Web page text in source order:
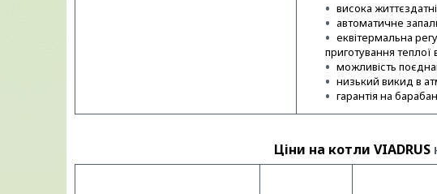
висока
автоматичне
еквітермальна
приготування теплої
можливість
низький викид в
гарантія на
Ціни на котли VIADRUS